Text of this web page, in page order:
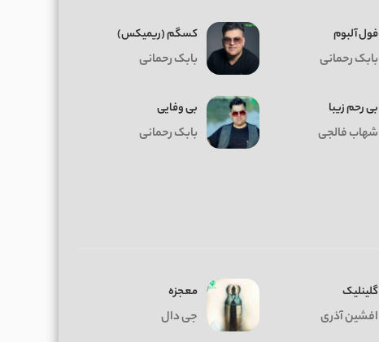
فول آلبوم
بابک رحمانی
کسگم (ریمیکس)
بابک رحمانی
بی رحم زیبا
شهاب فالجی
بی وفایی
بابک رحمانی
گلینلیک
افشین آذری
معجزه
جی دال